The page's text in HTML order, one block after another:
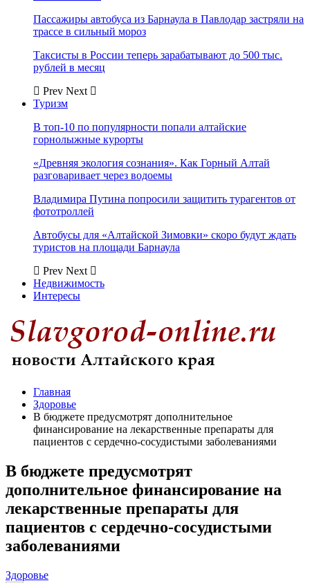
Пассажиры автобуса из Барнаула в Павлодар застряли на
трассе в сильный мороз
Таксисты в России теперь зарабатывают до 500 тыс.
рублей в месяц
Prev Next
Туризм
В топ-10 по популярности попали алтайские
горнолыжные курорты
«Древняя экология сознания». Как Горный Алтай
разговаривает через водоемы
Владимира Путина попросили защитить турагентов от
фототроллей
Автобусы для «Алтайской Зимовки» скоро будут ждать
туристов на площади Барнаула
Prev Next
Недвижимость
Интересы
Главная
Здоровье
В бюджете предусмотрят дополнительное
финансирование на лекарственные препараты для
пациентов с сердечно-сосудистыми заболеваниями
В бюджете предусмотрят
дополнительное финансирование на
лекарственные препараты для
пациентов с сердечно-сосудистыми
заболеваниями
Здоровье